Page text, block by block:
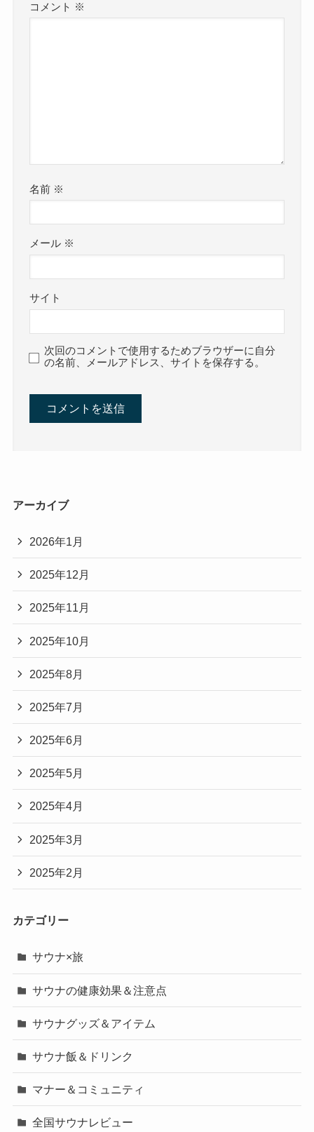
コメント ※
名前 ※
メール ※
サイト
次回のコメントで使用するためブラウザーに自分
の名前、メールアドレス、サイトを保存する。
アーカイブ
2026年1月
2025年12月
2025年11月
2025年10月
2025年8月
2025年7月
2025年6月
2025年5月
2025年4月
2025年3月
2025年2月
カテゴリー
サウナ×旅
サウナの健康効果＆注意点
サウナグッズ＆アイテム
サウナ飯＆ドリンク
マナー＆コミュニティ
全国サウナレビュー